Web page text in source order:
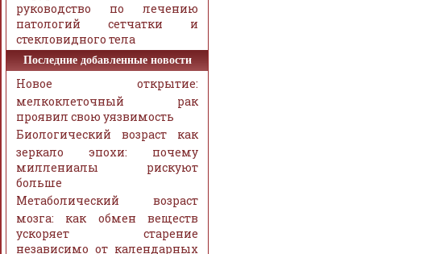
руководство по лечению
патологий сетчатки и
стекловидного тела
Последние добавленные новости
Новое открытие:
мелкоклеточный рак
проявил свою уязвимость
Биологический возраст как
зеркало эпохи: почему
миллениалы рискуют
больше
Метаболический возраст
мозга: как обмен веществ
ускоряет старение
независимо от календарных